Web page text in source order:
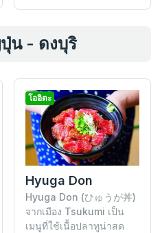
น - ดงบุริ
โออิตะ
Hyuga Don
Hyuga Don (ひゅうが丼)
จากเมือง Tsukumi เป็น
เมนูที่ใช้เนื้อปลาทูน่าสด